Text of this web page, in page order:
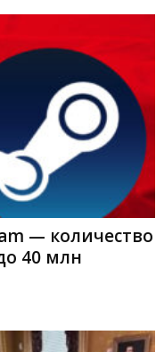
— количество
40 млн